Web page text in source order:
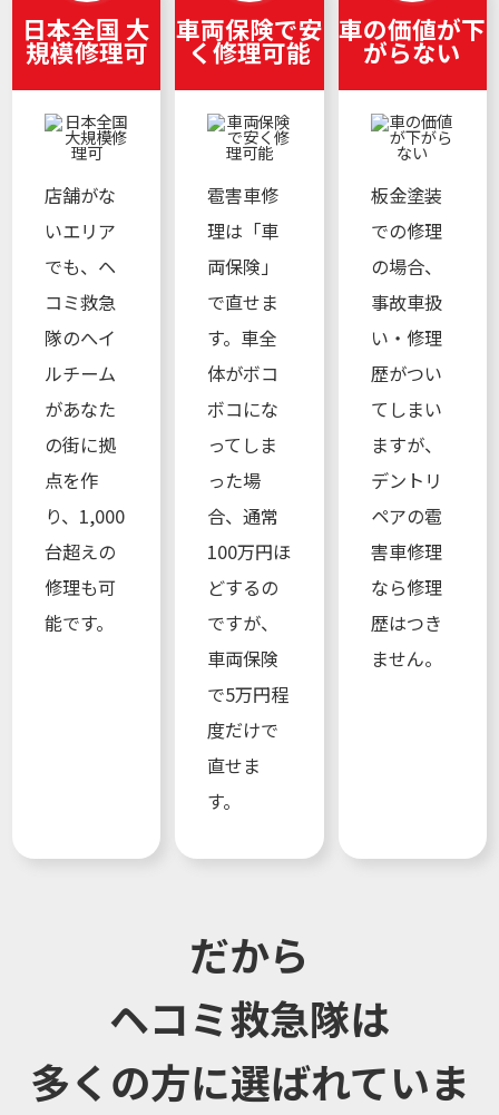
日本全国 大
規模修理可
店舗がな
いエリア
でも、ヘ
コミ救急
隊のへイ
ルチーム
があなた
の街に拠
点を作
り、1,000
台超えの
修理も可
能です。
車両保険で安
く修理可能
雹害車修
理は「車
両保険」
で直せま
す。車全
体がボコ
ボコにな
ってしま
った場
合、通常
100万円ほ
どするの
ですが、
車両保険
で5万円程
度だけで
直せま
す。
車の価値が下
がらない
板金塗装
での修理
の場合、
事故車扱
い・修理
歴がつい
てしまい
ますが、
デントリ
ペアの雹
害車修理
なら修理
歴はつき
ません。
だから
ヘコミ救急隊は
多くの方に選ばれていま